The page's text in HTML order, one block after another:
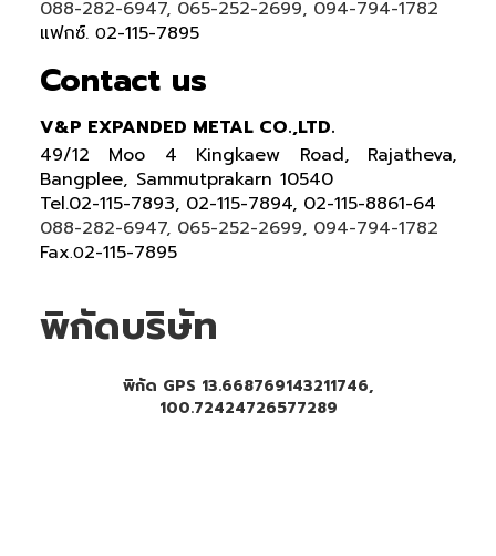
088-282-6947, 065-252-2699, 094-794-1782
แฟกซ์. 02-115-7895
Contact us
V&P EXPANDED METAL CO.,LTD.
49/12 Moo 4 Kingkaew Road, Rajatheva,
Bangplee, Sammutprakarn 10540
Tel.02-115-7893, 02-115-7894, 02-115-8861-64
088-282-6947, 065-252-2699, 094-794-1782
Fax.02-115-7895
พิกัดบริษัท
พิกัด GPS 13.668769143211746,
100.72424726577289